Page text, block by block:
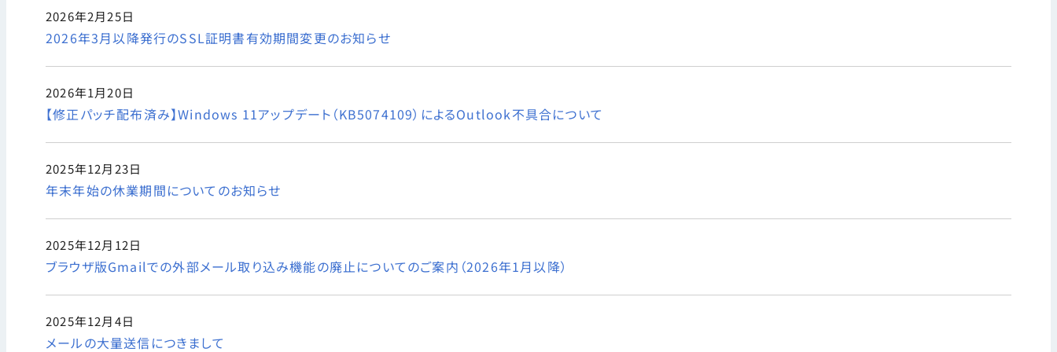
2026年2月25日
2026年3月以降発行のSSL証明書有効期間変更のお知らせ
2026年1月20日
【修正パッチ配布済み】Windows 11アップデート（KB5074109）によるOutlook不具合について
2025年12月23日
年末年始の休業期間についてのお知らせ
2025年12月12日
ブラウザ版Gmailでの外部メール取り込み機能の廃止についてのご案内（2026年1月以降）
2025年12月4日
メールの大量送信につきまして